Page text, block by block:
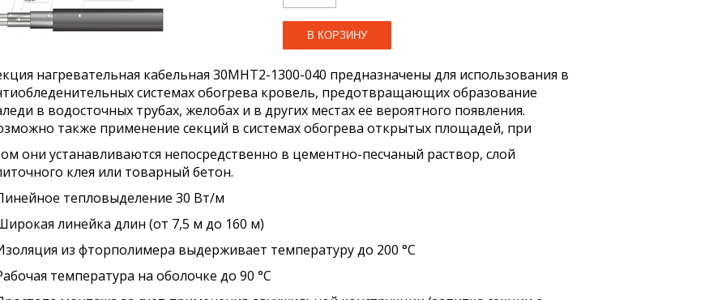
нагревательная кабельная 30МНТ2-1300-040 предназначены для использования в
системах обогрева кровель, предотвращающих образование
в водосточных трубах, желобах и в других местах ее вероятного появления.
также применение секций в системах обогрева открытых площадей, при
они устанавливаются непосредственно в цементно-песчаный раствор, слой
клея или товарный бетон.
тепловыделение 30 Вт/м
линейка длин (от 7,5 м до 160 м)
из фторполимера выдерживает температуру до 200 °С
температура на оболочке до 90 °С